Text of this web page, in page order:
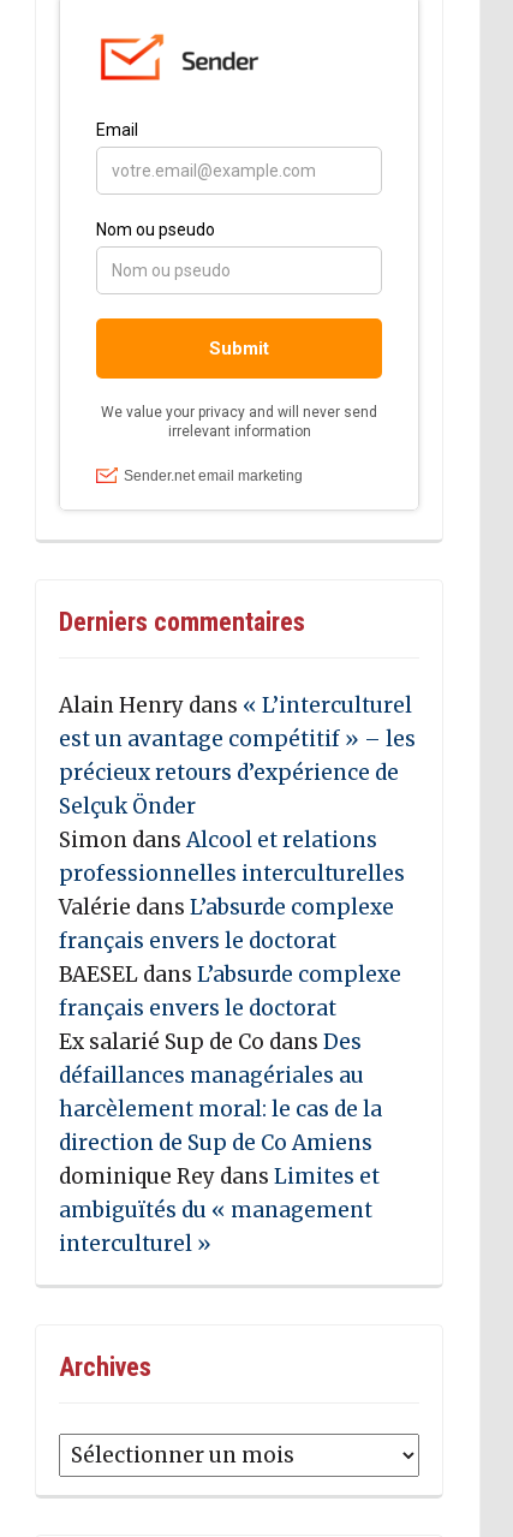
Derniers commentaires
Alain Henry dans « L’interculturel
est un avantage compétitif » – les
précieux retours d’expérience de
Selçuk Önder
Simon dansAlcool et relations
professionnelles interculturelles
Valérie dansL’absurde complexe
français envers le doctorat
BAESEL dansL’absurde complexe
français envers le doctorat
Ex salarié Sup de Co dansDes
défaillances managériales au
harcèlement moral: le cas de la
direction de Sup de Co Amiens
dominique Rey dansLimites et
ambiguïtés du « management
interculturel »
Archives
Archives